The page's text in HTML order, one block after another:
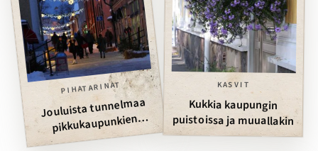
PIHATARINAT
Jouluista tunnelmaa
pikkukaupunkien
kävelykaduilla
KASVIT
Kukkia kaupungin
puistoissa ja muuallakin